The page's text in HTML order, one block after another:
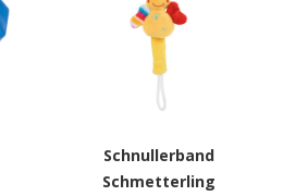
Schnullerband
Schmetterling